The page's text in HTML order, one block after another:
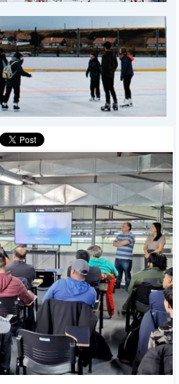
DEPORTES
POLICIALES
I-DIARIO
MÁS
BÚSQUEDA